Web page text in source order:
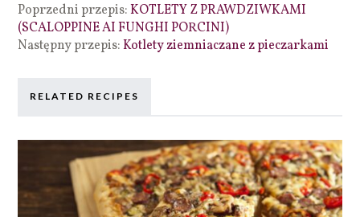
Poprzedni przepis:KOTLETY Z PRAWDZIWKAMI
(SCALOPPINE AI FUNGHI PORCINI)
Następny przepis:Kotlety ziemniaczane z pieczarkami
RELATED RECIPES